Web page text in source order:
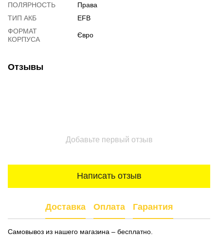
ПОЛЯРНОСТЬ
Права
ТИП АКБ
EFB
ФОРМАТ
КОРПУСА
Євро
Отзывы
Добавьте первый отзыв
Написать отзыв
Доставка Оплата Гарантия
Самовывоз из нашего магазина – бесплатно.